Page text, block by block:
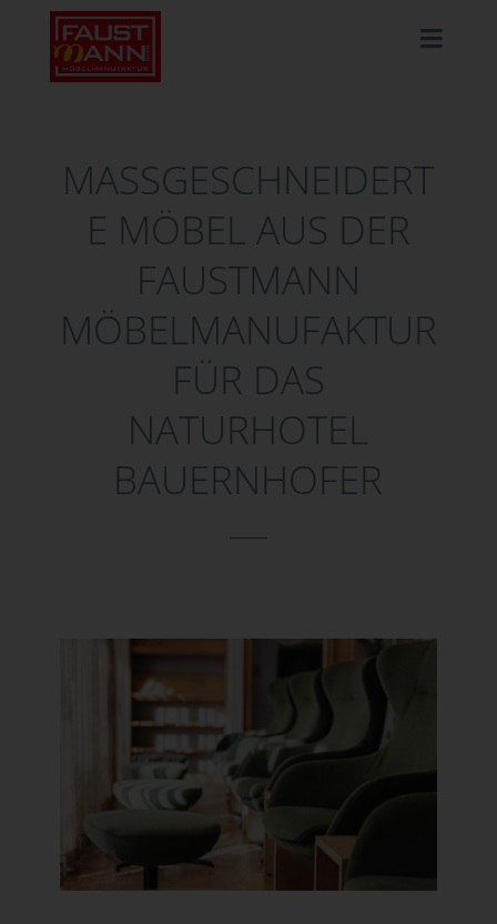
MASSGESCHNEIDERTE
MÖBEL AUS DER F
AUSTMANN M
ÖBELMANUFAKTUR F
ÜR DAS N
ATURHOTEL B
AUERNHOFER